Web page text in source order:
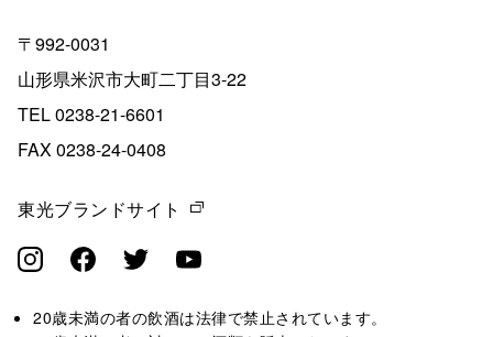
〒992-0031
山形県米沢市大町二丁目3-22
TEL 0238-21-6601
FAX 0238-24-0408
東光ブランドサイト
20歳未満の者の飲酒は法律で禁止されています。